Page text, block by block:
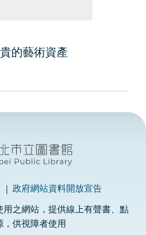
的藝術資產
政府網站資料開放宣告
之網站，提供線上有聲書、點
，供視障者使用